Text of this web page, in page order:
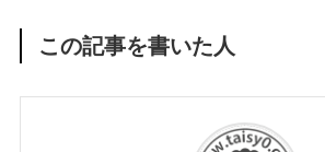
この記事を書いた人